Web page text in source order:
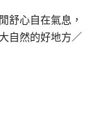
舒心自在氣息，
自然的好地方／